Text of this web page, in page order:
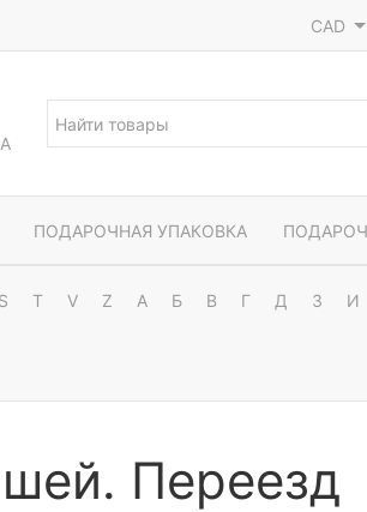
CAD
ПОДАРОЧНАЯ УПАКОВКА
S T V Z А Б В Г Д З И
Переезд